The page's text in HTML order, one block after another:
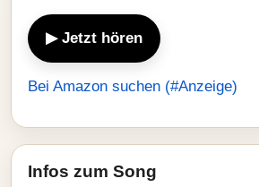
▶ Jetzt hören
Bei Amazon suchen (#Anzeige)
Infos zum Song